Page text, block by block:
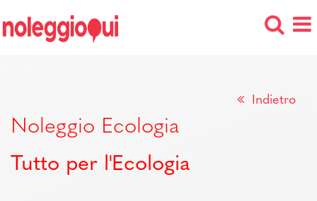
Indietro
Noleggio Ecologia
Tutto per l'Ecologia